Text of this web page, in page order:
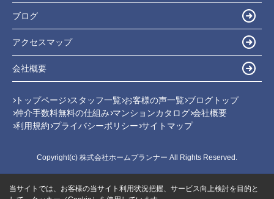
ブログ
アクセスマップ
会社概要
トップページ スタッフ一覧 お客様の声一覧 ブログトップ
仲介手数料無料の仕組み マンションカタログ 会社概要
利用規約 プライバシーポリシー サイトマップ
Copyright(c) 株式会社ホームプランナー All Rights Reserved.
当サイトでは、お客様の当サイト利用状況把握、サービス向上検討を目的と